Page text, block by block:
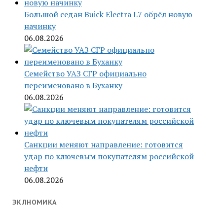
Большой седан Buick Electra L7 обрёл новую
начинку
06.08.2026
Семейство УАЗ СГР официально
переименовано в Буханку
06.08.2026
Санкции меняют направление: готовится
удар по ключевым покупателям российской
нефти
06.08.2026
ЭКЛНОМИКА